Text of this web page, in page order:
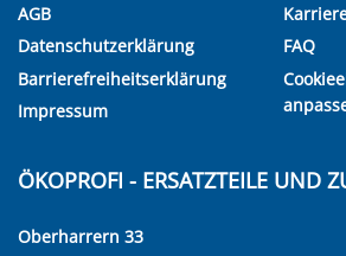
AGB
Datenschutzerklärung
Barrierefreiheitserklärung
Impressum
FAQ
ÖKOPROFI - ERSATZTEILE UND
Oberharrern 33